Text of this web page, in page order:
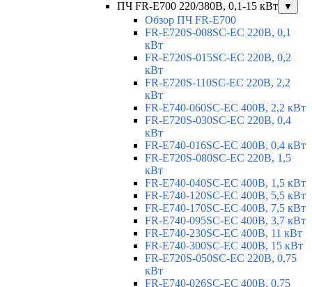
ПЧ FR-E700 220/380В, 0,1-15 кВт ▼
Обзор ПЧ FR-E700
FR-E720S-008SC-EC 220В, 0,1
кВт
FR-E720S-015SC-EC 220В, 0,2
кВт
FR-E720S-110SC-EC 220В, 2,2
кВт
FR-E740-060SC-EC 400В, 2,2 кВт
FR-E720S-030SC-EC 220В, 0,4
кВт
FR-E740-016SC-EC 400В, 0,4 кВт
FR-E720S-080SC-EC 220В, 1,5
кВт
FR-E740-040SC-EC 400В, 1,5 кВт
FR-E740-120SC-EC 400В, 5,5 кВт
FR-E740-170SC-EC 400В, 7,5 кВт
FR-E740-095SC-EC 400В, 3,7 кВт
FR-E740-230SC-EC 400В, 11 кВт
FR-E740-300SC-EC 400В, 15 кВт
FR-E720S-050SC-EC 220В, 0,75
кВт
FR-E740-026SC-EC 400В, 0,75